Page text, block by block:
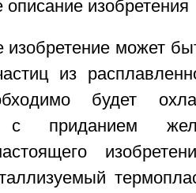
изобретения
изобретение может
из
будет
с приданием